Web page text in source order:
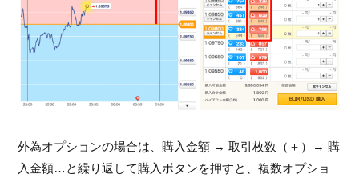
外為オプションの場合は、購入金額 → 取引枚数（＋）→ 購
入金額…と繰り返して購入ボタンを押すと、複数オプショ